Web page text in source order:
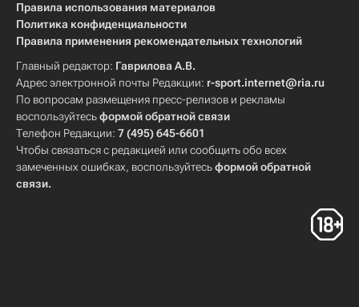
Правила использования материалов
Политика конфиденциальности
Правила применения рекомендательных технологий
Главный редактор: Гаврилова А.В.
Адрес электронной почты Редакции: r-sport.internet@ria.ru
По вопросам размещения пресс-релизов и рекламы
воспользуйтесьформой обратной связи
Телефон Редакции: 7 (495) 645-6601
Чтобы связаться с редакцией или сообщить обо всех
замеченных ошибках, воспользуйтесьформой обратной
связи.